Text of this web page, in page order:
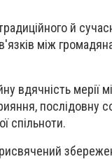
й
між
вдячність мерії
послідовну
спільноти.